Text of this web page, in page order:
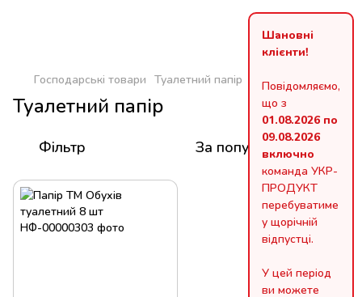
Шановні
клієнти!
Повідомляємо,
що з
01.08.2026 по
09.08.2026
включно
команда УКР-
ПРОДУКТ
перебуватиме
у щорічній
відпустці.
У цей період
ви можете
Господарські товари Туалетний папір
Туалетний папір
Фільтр За популярністю